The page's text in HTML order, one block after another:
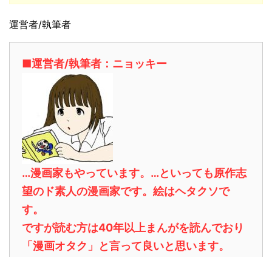
運営者/執筆者
■運営者/執筆者：ニョッキー
…漫画家もやっています。…といっても原作志
望のド素人の漫画家です。絵はヘタクソで
す。
ですが読む方は40年以上まんがを読んでおり
「漫画オタク」と言って良いと思います。